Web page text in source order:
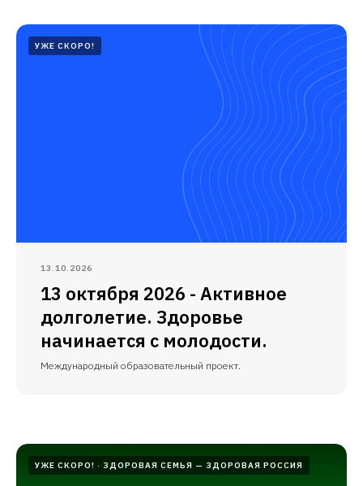
УЖЕ СКОРО!
13.10.2026
13 октября 2026 - Активное
долголетие. Здоровье
начинается с молодости.
Международный образовательный проект.
УЖЕ СКОРО! ЗДОРОВАЯ СЕМЬЯ — ЗДОРОВАЯ РОССИЯ